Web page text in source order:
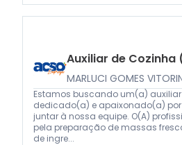
Auxiliar de Cozinha
MARLUCI GOMES
Estamos buscando um(a)
dedicado(a) e apaixonado(a)
juntar à nossa equipe. O(A)
pela preparação de massas
de ingre...